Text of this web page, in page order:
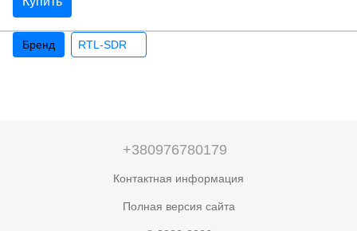
Бренд RTL-SDR
+380976780179
Контактная информация
Полная версия сайта